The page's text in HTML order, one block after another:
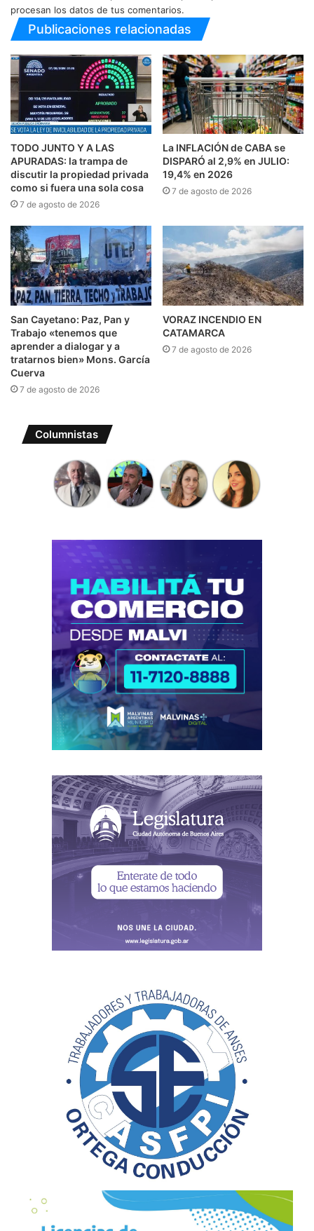
procesan los datos de tus comentarios.
Publicaciones relacionadas
TODO JUNTO Y A LAS
APURADAS: la trampa de
discutir la propiedad privada
como si fuera una sola cosa
7 de agosto de 2026
La INFLACIÓN de CABA se
DISPARÓ al 2,9% en JULIO:
19,4% en 2026
7 de agosto de 2026
San Cayetano: Paz, Pan y
Trabajo «tenemos que
aprender a dialogar y a
tratarnos bien» Mons. García
Cuerva
7 de agosto de 2026
VORAZ INCENDIO EN
CATAMARCA
7 de agosto de 2026
Columnistas